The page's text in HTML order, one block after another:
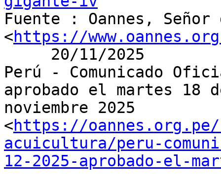
Fuente : Oannes,
<https://
Perú - Comunicado
aprobado el martes 18
noviembre 2025
<https://
acuicultura/peru-
12-2025-aprobado-el-